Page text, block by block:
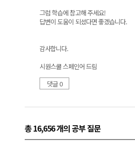
그럼 학습에 참고해 주세요!
답변이 도움이 되셨다면 좋겠습니다.
감사합니다.
시원스쿨 스페인어 드림
댓글 0
총 16,656 개의 공부 질문